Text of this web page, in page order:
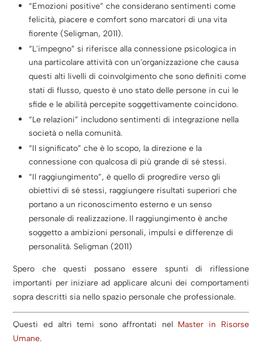
“Emozioni positive” che considerano sentimenti come
felicità, piacere e comfort sono marcatori di una vita
fiorente (Seligman, 2011).
“L'impegno” si riferisce alla connessione psicologica in
una particolare attività con un'organizzazione che causa
questi alti livelli di coinvolgimento che sono definiti come
stati di flusso, questo è uno stato delle persone in cui le
sfide e le abilità percepite soggettivamente coincidono.
“Le relazioni” includono sentimenti di integrazione nella
società o nella comunità.
“Il significato” che è lo scopo, la direzione e la
connessione con qualcosa di più grande di sé stessi.
“Il raggiungimento”, è quello di progredire verso gli
obiettivi di sé stessi, raggiungere risultati superiori che
portano a un riconoscimento esterno e un senso
personale di realizzazione. Il raggiungimento è anche
soggetto a ambizioni personali, impulsi e differenze di
personalità. Seligman (2011)
Spero che questi possano essere spunti di riflessione
importanti per iniziare ad applicare alcuni dei comportamenti
sopra descritti sia nello spazio personale che professionale.
Questi ed altri temi sono affrontati nel Master in Risorse
Umane.